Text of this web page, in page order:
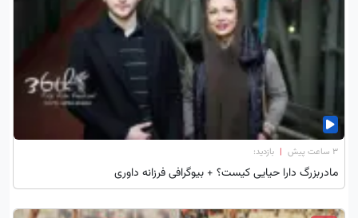
۳ ساعت پیش | بازدید:
مادربزرگ دارا حیایی کیست؟ + بیوگرافی فرزانه داوری